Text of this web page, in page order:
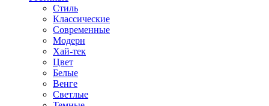
Стиль
Классические
Современные
Модерн
Хай-тек
Цвет
Белые
Венге
Светлые